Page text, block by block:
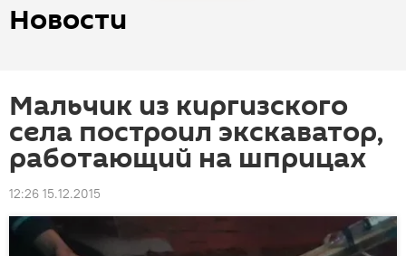
Новости
Мальчик из киргизского
села построил экскаватор,
работающий на шприцах
12:26 15.12.2015